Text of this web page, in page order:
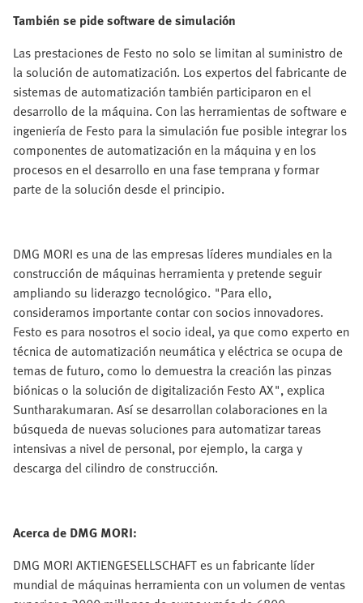
También se pide software de simulación
Las prestaciones de Festo no solo se limitan al suministro de
la solución de automatización. Los expertos del fabricante de
sistemas de automatización también participaron en el
desarrollo de la máquina. Con las herramientas de software e
ingeniería de Festo para la simulación fue posible integrar los
componentes de automatización en la máquina y en los
procesos en el desarrollo en una fase temprana y formar
parte de la solución desde el principio.
DMG MORI es una de las empresas líderes mundiales en la
construcción de máquinas herramienta y pretende seguir
ampliando su liderazgo tecnológico. "Para ello,
consideramos importante contar con socios innovadores.
Festo es para nosotros el socio ideal, ya que como experto en
técnica de automatización neumática y eléctrica se ocupa de
temas de futuro, como lo demuestra la creación las pinzas
biónicas o la solución de digitalización Festo AX", explica
Suntharakumaran. Así se desarrollan colaboraciones en la
búsqueda de nuevas soluciones para automatizar tareas
intensivas a nivel de personal, por ejemplo, la carga y
descarga del cilindro de construcción.
Acerca de DMG MORI:
DMG MORI AKTIENGESELLSCHAFT es un fabricante líder
mundial de máquinas herramienta con un volumen de ventas